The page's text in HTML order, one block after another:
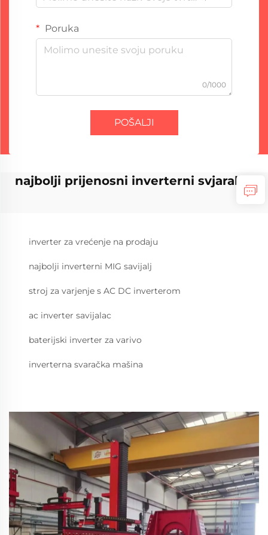
Poruka
0/1000
POŠALJI
najbolji prijenosni inverterni svjaraljki
inverter za vrećenje na prodaju
najbolji inverterni MIG savijalj
stroj za varjenje s AC DC inverterom
ac inverter savijalac
baterijski inverter za varivo
inverterna svaračka mašina